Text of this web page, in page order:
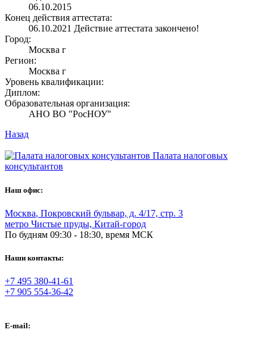
06.10.2015
Конец действия аттестата:
06.10.2021 Действие аттестата закончено!
Город:
Москва г
Регион:
Москва г
Уровень квалификации:
Диплом:
Образовательная организация:
АНО ВО "РосНОУ"
Назад
Палата налоговых
консультантов
Наш офис:
Москва, Покровский бульвар, д. 4/17, стр. 3
метро Чистые пруды, Китай-город
По будням 09:30 - 18:30, время МСК
Наши контакты:
+7 495 380-41-61
+7 905 554-36-42
E-mail: